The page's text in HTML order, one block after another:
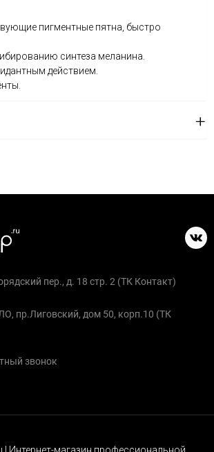
пигментные пятна, быстро
синтеза меланина.
действием.
пер., д. 18 стр. 2 (ТК Контакт)
пр.Лиговский, дом 50, корп.10 (ТК
звонок